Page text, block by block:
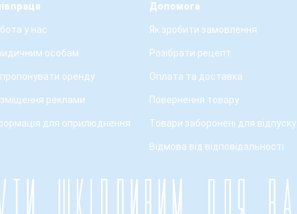
у нас
особам
оренду
реклами
для оприлюднення
Допомога
Як зробити замовлення
Розібрати рецепт
Оплата та доставка
Повернення товару
Товари заборонені для відпуску
Відмова від відповідальності